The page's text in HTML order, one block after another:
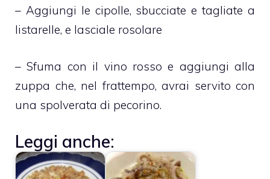
– Aggiungi le cipolle, sbucciate e tagliate a
listarelle, e lasciale rosolare
– Sfuma con il vino rosso e aggiungi alla
zuppa che, nel frattempo, avrai servito con
una spolverata di pecorino.
Leggi anche: